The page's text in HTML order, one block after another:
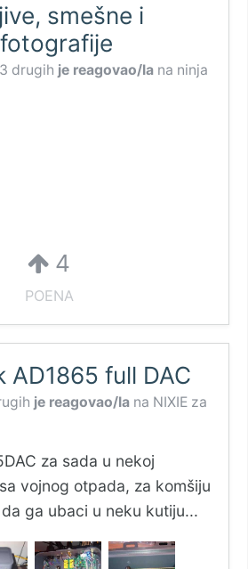
smešne i
3 drugih je reagovao/la na ninja
4
POENA
AD1865 full DAC
je reagovao/la na NIXIE za
za sada u nekoj
vojnog otpada, za komšiju
ga ubaci u neku kutiju...